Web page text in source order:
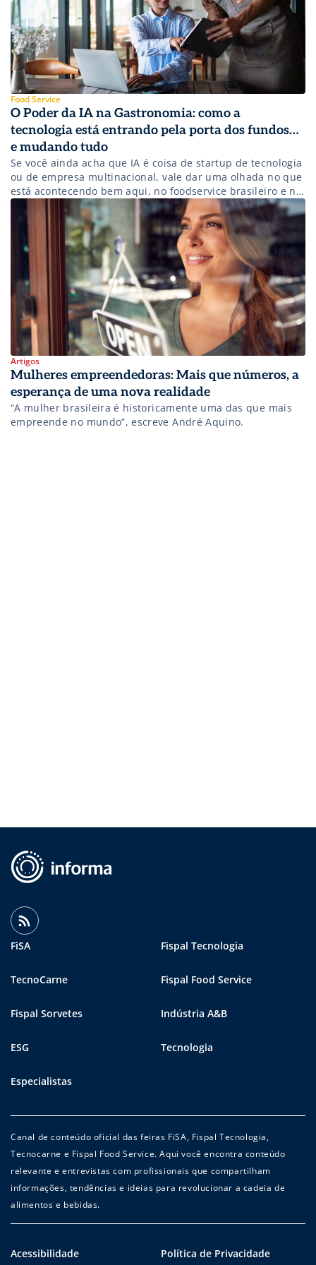
Jornal O Vale.
Food Service
O Poder da IA na Gastronomia: como a
tecnologia está entrando pela porta dos fundos…
e mudando tudo
Se você ainda acha que IA é coisa de startup de tecnologia
ou de empresa multinacional, vale dar uma olhada no que
está acontecendo bem aqui, no foodservice brasileiro e no
mundo.
Artigos
Mulheres empreendedoras: Mais que números, a
esperança de uma nova realidade
“A mulher brasileira é historicamente uma das que mais
empreende no mundo”, escreve André Aquino.
FiSA Fispal Tecnologia
TecnoCarne Fispal Food Service
Fispal Sorvetes Indústria A&B
ESG Tecnologia
Especialistas
Canal de conteúdo oficial das feiras FiSA, Fispal Tecnologia,
Tecnocarne e Fispal Food Service. Aqui você encontra conteúdo
relevante e entrevistas com profissionais que compartilham
informações, tendências e ideias para revolucionar a cadeia de
alimentos e bebidas.
Acessibilidade Política de Privacidade